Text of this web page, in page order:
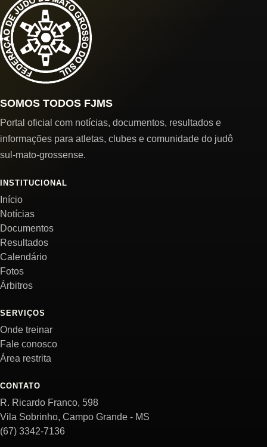
SOMOS TODOS FJMS
Portal oficial com notícias, documentos, resultados e
informações para atletas, clubes e comunidade do judô
sul-mato-grossense.
INSTITUCIONAL
Início
Notícias
Documentos
Resultados
Calendário
Fotos
Árbitros
SERVIÇOS
Onde treinar
Fale conosco
Área restrita
CONTATO
R. Ricardo Franco, 598
Vila Sobrinho, Campo Grande - MS
(67) 3342-7136